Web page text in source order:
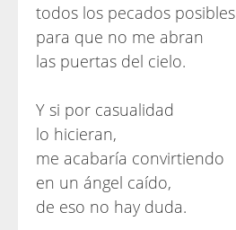
todos los pecados posibles
para que no me abran
las puertas del cielo.
Y si por casualidad
lo hicieran,
me acabaría convirtiendo
en un ángel caído,
de eso no hay duda.